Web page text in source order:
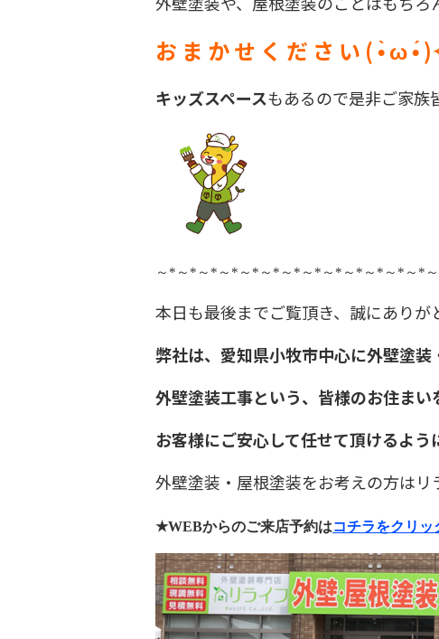
お ま か せ く だ さ い ( •̀ ω •́
キッズスペースもあるので是非ご家
～ * ～ * ～ * ～ * ～ * ～ * ～ * ～ * ～ * ～ * ～ * ～ * ～ * ～
本日も最後までご覧頂き、誠にありが
弊社は、愛知県小牧市中心に外壁塗装
外壁塗装工事という、皆様のお住まい
お客様にご安心して任せて頂けるよう
外壁塗装・屋根塗装をお考えの方はリ
★WEBからのご来店予約はコチラをクリッ